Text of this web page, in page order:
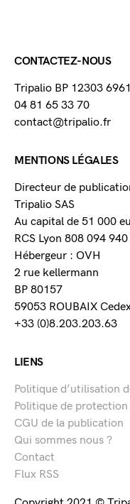
CONTACTEZ-NOUS
Tripalio BP 12303
04 81 65 33 70
contact@tripalio.fr
MENTIONS LÉGALES
Directeur de
Tripalio SAS
Au capital de 51 000
RCS Lyon 808 094 940
Hébergeur : OVH
2 rue kellermann
BP 80157
59053 ROUBAIX
+33 (0)8.203.203.63
LIENS
Politique d’utilisation
Politique de protection
CGU de la publication
Qui sommes nous ?
Contact
Flux RSS